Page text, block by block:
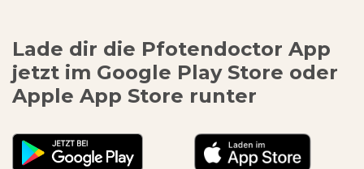
Lade dir die Pfotendoctor App
jetzt im Google Play Store oder
Apple App Store runter